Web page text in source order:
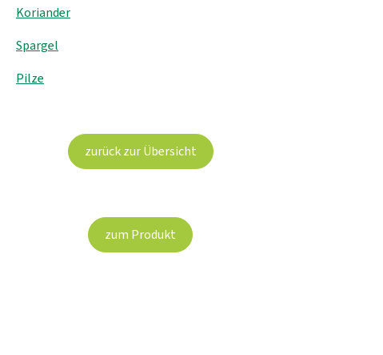
Koriander
Spargel
Pilze
zurück zur Übersicht
zum Produkt